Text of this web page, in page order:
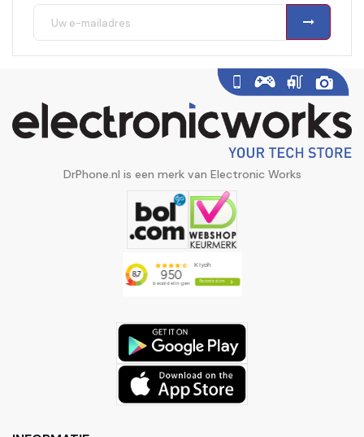
DrPhone.nl is een merk van Electronic Works